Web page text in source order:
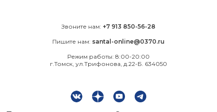
Звоните нам: +7 913 850-56-28
Пишите нам: santal-online@0370.ru
Режим работы: 8:00-20:00
г.Томск, ул.Трифонова, д.22-Б. 634050